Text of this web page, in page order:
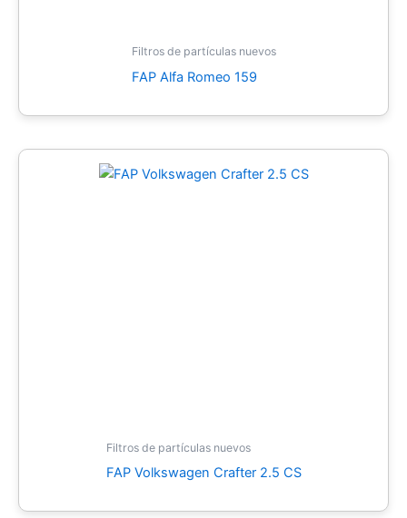
Filtros de partículas nuevos
FAP Alfa Romeo 159
Filtros de partículas nuevos
FAP Volkswagen Crafter 2.5 CS